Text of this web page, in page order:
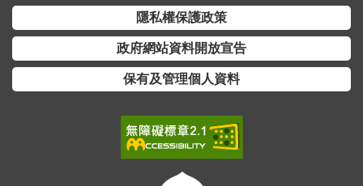
隱私權保護政策
政府網站資料開放宣告
保有及管理個人資料